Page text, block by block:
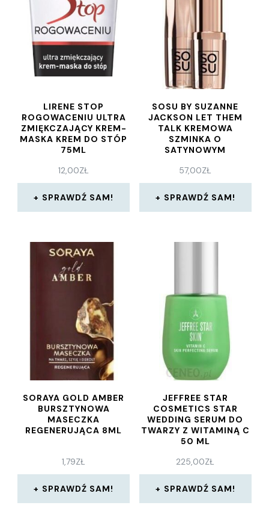
LIRENE STOP
ROGOWACENIU ULTRA
ZMIĘKCZAJĄCY KREM-
MASKA KREM DO STÓP
75ML
12,00ZŁ
SPRAWDŹ SAM!
SOSU BY SUZANNE
JACKSON LET THEM
TALK KREMOWA
SZMINKA O
SATYNOWYM
CAN’T COPE 3,5 G
57,00ZŁ
SPRAWDŹ SAM!
SORAYA GOLD AMBER
BURSZTYNOWA
MASECZKA
REGENERUJĄCA 8ML
1,79ZŁ
SPRAWDŹ SAM!
JEFFREE STAR
COSMETICS STAR
WEDDING SERUM DO
TWARZY Z WITAMINĄ C
50 ML
225,00ZŁ
SPRAWDŹ SAM!